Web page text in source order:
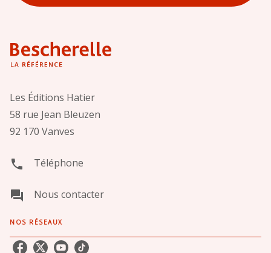
Les Éditions Hatier
58 rue Jean Bleuzen
92 170 Vanves
phone Téléphone
question_answer Nous contacter
NOS RÉSEAUX